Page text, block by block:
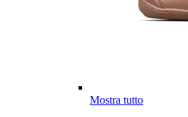
Mostra tutto